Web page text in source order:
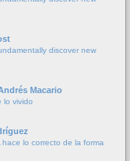
discover new
Macario
lo vivido
lo correcto de la forma